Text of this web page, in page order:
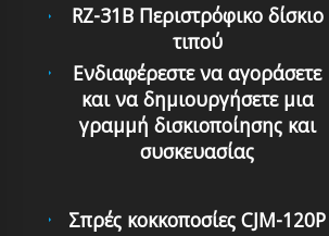
RZ-31B Περιστρόφικο δίσκιο
τιπού
Ενδιαφέρεστε να αγοράσετε
και να δημιουργήσετε μια
γραμμή δισκιοποίησης και
συσκευασίας
Σπρές κοκκοποσίες CJM-120P